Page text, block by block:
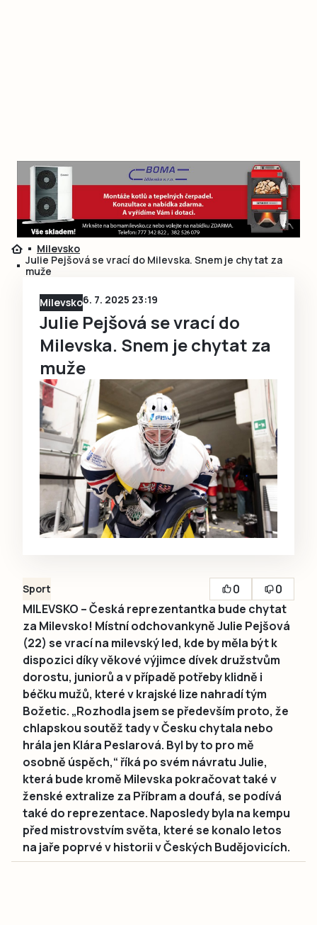
Milevsko
Julie Pejšová se vrací do Milevska. Snem je chytat za
muže
Milevsko6. 7. 2025 23:19
Julie Pejšová se vrací do
Milevska. Snem je chytat za
muže
Sport 0
0
MILEVSKO – Česká reprezentantka bude chytat
za Milevsko! Místní odchovankyně Julie Pejšová
(22) se vrací na milevský led, kde by měla být k
dispozici díky věkové výjimce dívek družstvům
dorostu, juniorů a v případě potřeby klidně i
béčku mužů, které v krajské lize nahradí tým
Božetic. „Rozhodla jsem se především proto, že
chlapskou soutěž tady v Česku chytala nebo
hrála jen Klára Peslarová. Byl by to pro mě
osobně úspěch,“ říká po svém návratu Julie,
která bude kromě Milevska pokračovat také v
ženské extralize za Příbram a doufá, se podívá
také do reprezentace. Naposledy byla na kempu
před mistrovstvím světa, které se konalo letos
na jaře poprvé v historii v Českých Budějovicích.